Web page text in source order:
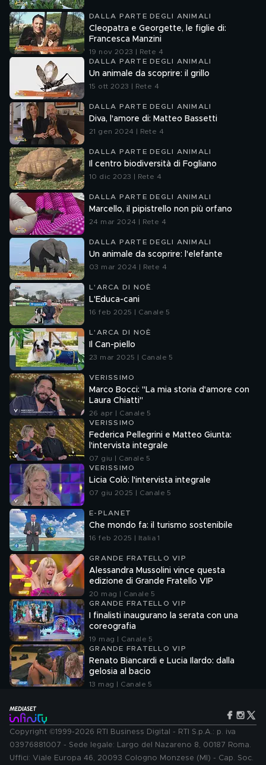
DALLA PARTE DEGLI ANIMALI
Cleopatra e Georgette, le figlie di:
Francesca Manzini
19 nov 2023 | Rete 4
DALLA PARTE DEGLI ANIMALI
Un animale da scoprire: il grillo
15 ott 2023 | Rete 4
DALLA PARTE DEGLI ANIMALI
Diva, l'amore di: Matteo Bassetti
21 gen 2024 | Rete 4
DALLA PARTE DEGLI ANIMALI
Il centro biodiversità di Fogliano
10 dic 2023 | Rete 4
DALLA PARTE DEGLI ANIMALI
Marcello, il pipistrello non più orfano
24 mar 2024 | Rete 4
DALLA PARTE DEGLI ANIMALI
Un animale da scoprire: l'elefante
03 mar 2024 | Rete 4
L'ARCA DI NOÈ
L'Educa-cani
16 feb 2025 | Canale 5
L'ARCA DI NOÈ
Il Can-piello
23 mar 2025 | Canale 5
VERISSIMO
Marco Bocci: "La mia storia d'amore con
Laura Chiatti"
26 apr | Canale 5
VERISSIMO
Federica Pellegrini e Matteo Giunta:
l'intervista integrale
07 giu | Canale 5
VERISSIMO
Licia Colò: l'intervista integrale
07 giu 2025 | Canale 5
E-PLANET
Che mondo fa: il turismo sostenibile
16 feb 2025 | Italia 1
GRANDE FRATELLO VIP
Alessandra Mussolini vince questa
edizione di Grande Fratello VIP
20 mag | Canale 5
GRANDE FRATELLO VIP
I finalisti inaugurano la serata con una
coreografia
19 mag | Canale 5
GRANDE FRATELLO VIP
Renato Biancardi e Lucia Ilardo: dalla
gelosia al bacio
13 mag | Canale 5
Copyright ©1999-2026 RTI Business Digital - RTI S.p.A.: p. iva
03976881007 - Sede legale: Largo del Nazareno 8, 00187 Roma.
Uffici: Viale Europa 46, 20093 Cologno Monzese (MI) - Cap. Soc.